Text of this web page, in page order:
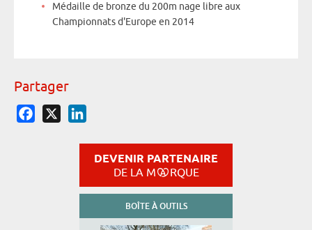
Médaille de bronze du 200m nage libre aux
Championnats d'Europe en 2014
Partager
Facebook
DEVENIR PARTENAIRE
DE LA M RQUE
BOÎTE À OUTILS